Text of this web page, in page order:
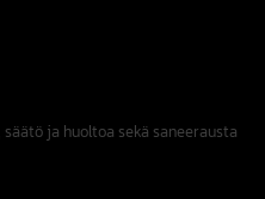
ja huoltoa sekä saneerausta